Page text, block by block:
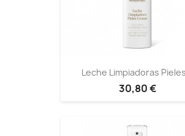
Leche Limpiadoras
30,80 €